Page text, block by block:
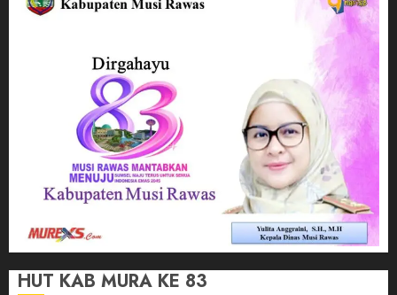
HUT KAB MURA KE 83